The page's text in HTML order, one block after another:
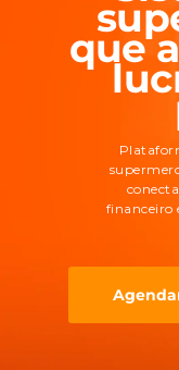
que
financeiro